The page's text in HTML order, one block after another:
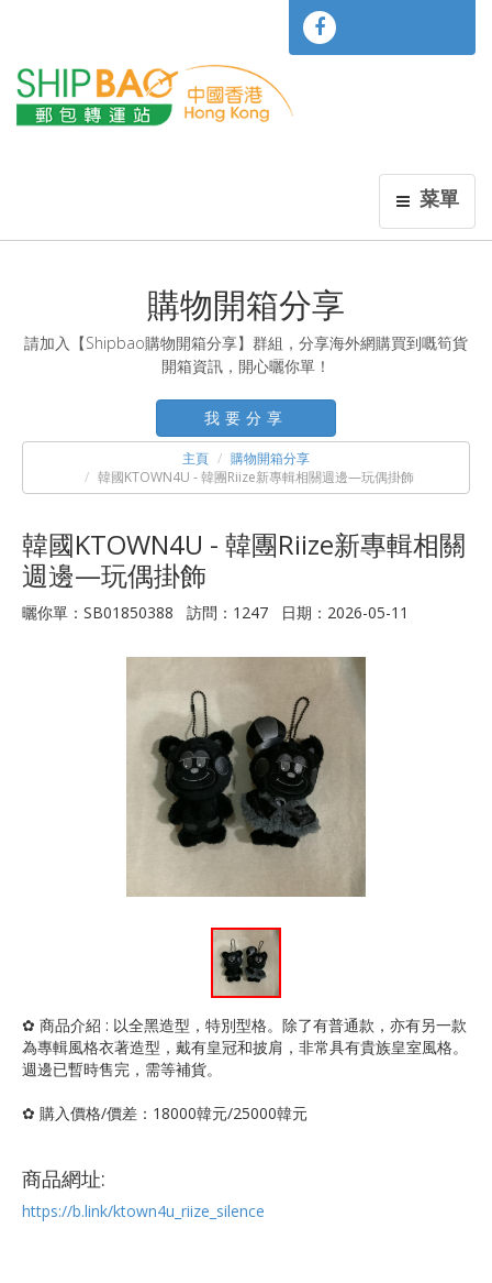
菜單
購物開箱分享
請加入【Shipbao購物開箱分享】群組，分享海外網購買到嘅筍貨
開箱資訊，開心曬你單！
我要分享
主頁
購物開箱分享
韓國KTOWN4U - 韓團Riize新專輯相關週邊—玩偶掛飾
韓國KTOWN4U - 韓團Riize新專輯相關
週邊—玩偶掛飾
曬你單：SB01850388 訪問：1247 日期：2026-05-11
✿ 商品介紹 : 以全黑造型，特別型格。除了有普通款，亦有另一款
為專輯風格衣著造型，戴有皇冠和披肩，非常具有貴族皇室風格。
週邊已暫時售完，需等補貨。
✿ 購入價格/價差：18000韓元/25000韓元
商品網址:
https://b.link/ktown4u_riize_silence